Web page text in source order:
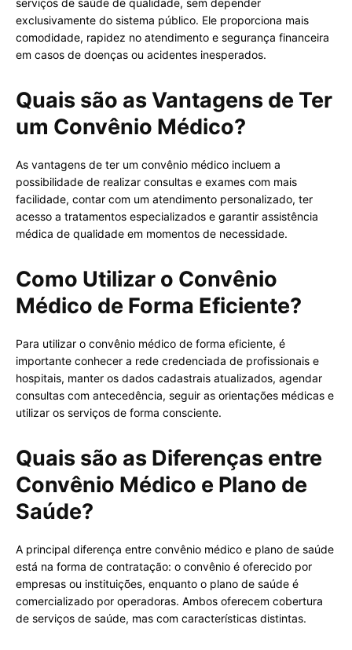
serviços de saúde de qualidade, sem depender
exclusivamente do sistema público. Ele proporciona mais
comodidade, rapidez no atendimento e segurança financeira
em casos de doenças ou acidentes inesperados.
Quais são as Vantagens de Ter
um Convênio Médico?
As vantagens de ter um convênio médico incluem a
possibilidade de realizar consultas e exames com mais
facilidade, contar com um atendimento personalizado, ter
acesso a tratamentos especializados e garantir assistência
médica de qualidade em momentos de necessidade.
Como Utilizar o Convênio
Médico de Forma Eficiente?
Para utilizar o convênio médico de forma eficiente, é
importante conhecer a rede credenciada de profissionais e
hospitais, manter os dados cadastrais atualizados, agendar
consultas com antecedência, seguir as orientações médicas e
utilizar os serviços de forma consciente.
Quais são as Diferenças entre
Convênio Médico e Plano de
Saúde?
A principal diferença entre convênio médico e plano de saúde
está na forma de contratação: o convênio é oferecido por
empresas ou instituições, enquanto o plano de saúde é
comercializado por operadoras. Ambos oferecem cobertura
de serviços de saúde, mas com características distintas.